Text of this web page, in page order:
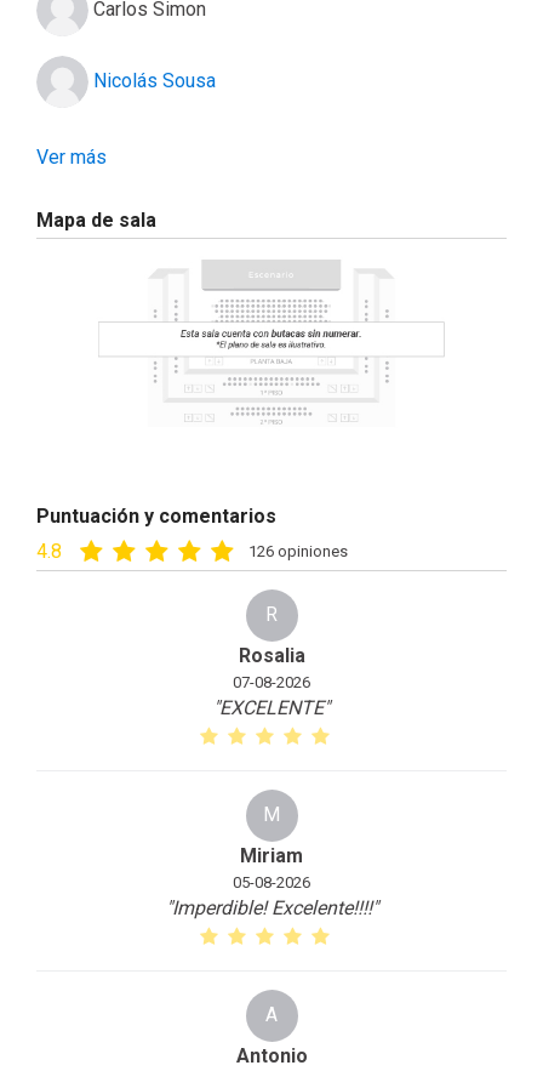
Carlos Simon
Nicolás Sousa
Ver más
Mapa de sala
Puntuación y comentarios
4.8
126 opiniones
R
Rosalia
07-08-2026
"EXCELENTE"
M
Miriam
05-08-2026
"Imperdible! Excelente!!!!"
A
Antonio